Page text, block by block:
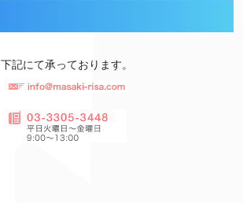
下記にて承っております。